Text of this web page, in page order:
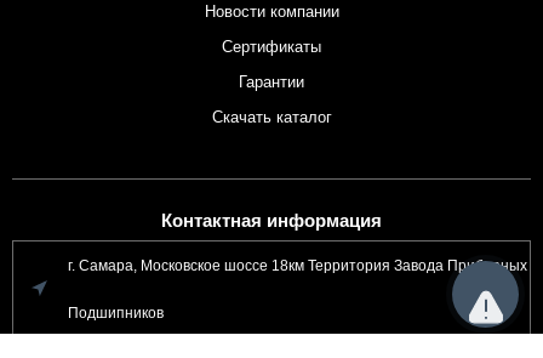
Новости компании
Сертификаты
Гарантии
Скачать каталог
Контактная информация
г. Самара, Московское шоссе 18км Территория Завода Приборных
Подшипников